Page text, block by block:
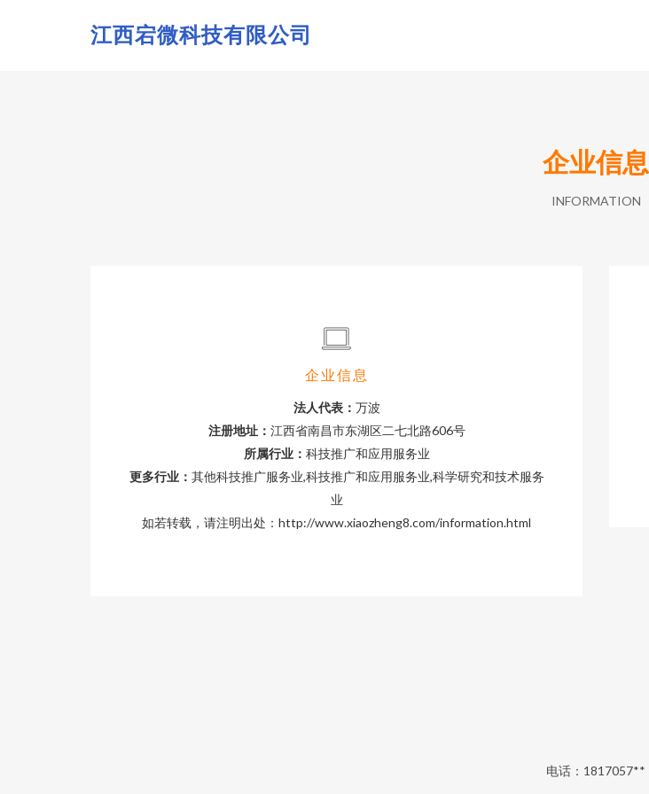
江西宕微科技有限公司
企业信息
INFORMATION
企业信息
法人代表： 万波
注册地址： 江西省南昌市东湖区二七北路606号
所属行业： 科技推广和应用服务业
更多行业： 其他科技推广服务业,科技推广和应用服务业,科学研究和技术服务
业
如若转载，请注明出处：http://www.xiaozheng8.com/information.html
电话：1817057**